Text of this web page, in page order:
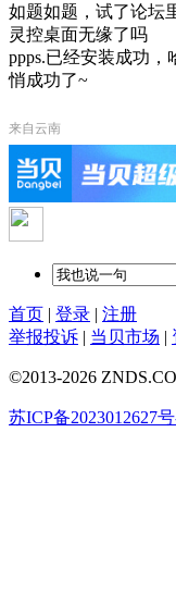
如题如题，试了论坛
灵控桌面无缘了吗
ppps.已经安装成功
悄成功了~
来自云南
首页 | 登录 | 注册
举报投诉 | 当贝市场 |
©2013-2026
苏ICP备2023012627